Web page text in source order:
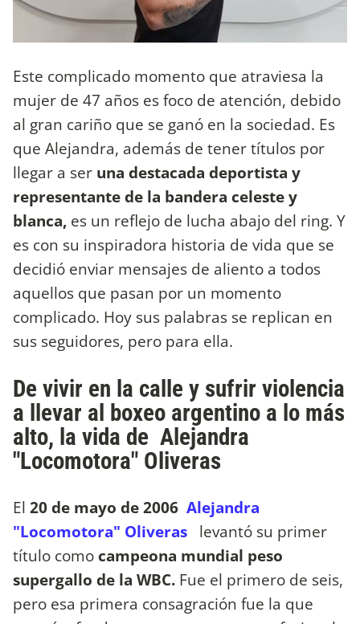
Este complicado momento que atraviesa la
mujer de 47 años es foco de atención, debido
al gran cariño que se ganó en la sociedad. Es
que Alejandra, además de tener títulos por
llegar a ser una destacada deportista y
representante de la bandera celeste y
blanca, es un reflejo de lucha abajo del ring. Y
es con su inspiradora historia de vida que se
decidió enviar mensajes de aliento a todos
aquellos que pasan por un momento
complicado. Hoy sus palabras se replican en
sus seguidores, pero para ella.
De vivir en la calle y sufrir violencia
a llevar al boxeo argentino a lo más
alto, la vida de Alejandra
"Locomotora" Oliveras ​
El 20 de mayo de 2006 Alejandra
"Locomotora" Oliveras levantó su primer
título como campeona mundial peso
supergallo de la WBC. Fue el primero de seis,
pero esa primera consagración fue la que